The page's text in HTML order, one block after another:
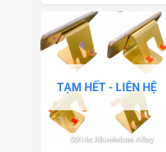
TẠM HẾT - LIÊN HỆ